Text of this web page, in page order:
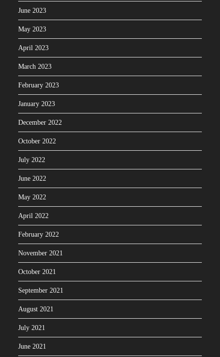
June 2023
May 2023
April 2023
March 2023
February 2023
January 2023
December 2022
October 2022
July 2022
June 2022
May 2022
April 2022
February 2022
November 2021
October 2021
September 2021
August 2021
July 2021
June 2021